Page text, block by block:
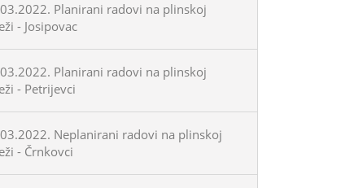
Planirani radovi na plinskoj
- Josipovac
Planirani radovi na plinskoj
- Petrijevci
Neplanirani radovi na plinskoj
- Črnkovci